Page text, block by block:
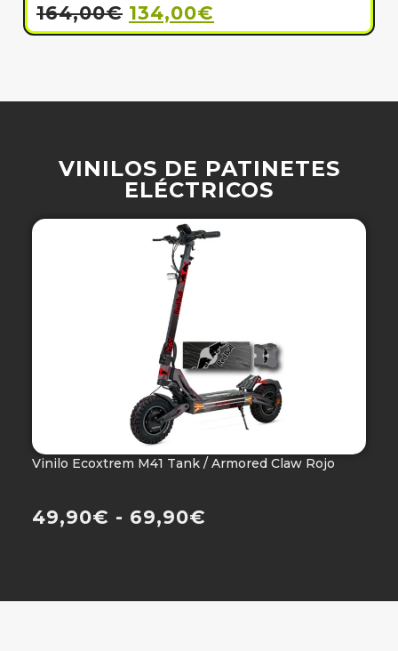
164,00€ 134,00€
VINILOS DE PATINETES
ELÉCTRICOS
Vinilo Ecoxtrem M41 Tank / Armored Claw Rojo
49,90€ - 69,90€